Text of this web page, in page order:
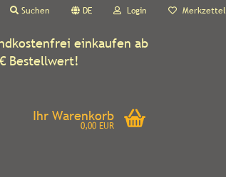
Suchen DE Login Merkzettel
einkaufen ab
Bestellwert!
Ihr Warenkorb
0,00 EUR